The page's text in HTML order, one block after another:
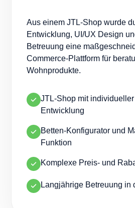
Aus einem JTL-Shop wurde
Entwicklung, UI/UX Design
Betreuung eine
Commerce-Plattform für
Wohnprodukte.
JTL-Shop mit
Entwicklung
Betten-Konfigurator und
Funktion
Komplexe Preis- und
Langjährige Betreuung in